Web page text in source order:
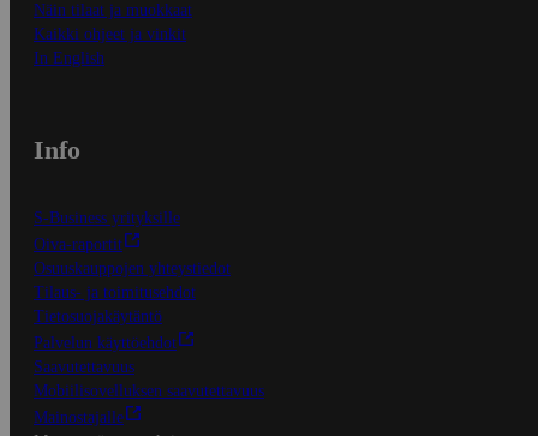
Näin tilaat ja muokkaat
Kaikki ohjeet ja vinkit
In English
Info
S-Business yrityksille
Oiva-raportit
Osuuskauppojen yhteystiedot
Tilaus- ja toimitusehdot
Tietosuojakäytäntö
Palvelun käyttöehdot
Saavutettavuus
Mobiilisovelluksen saavutettavuus
Mainostajalle